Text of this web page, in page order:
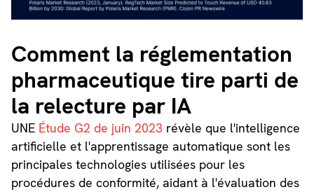
Comment la réglementation
pharmaceutique tire parti de
la relecture par IA
UNE Étude G2 de juin 2023révèle que l'intelligence
artificielle et l'apprentissage automatique sont les
principales technologies utilisées pour les
procédures de conformité, aidant à l'évaluation des